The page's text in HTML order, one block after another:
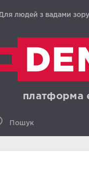
людей з вадами зору
платформа